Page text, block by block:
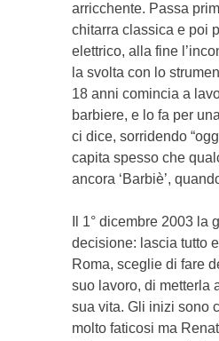
arricchente. Passa
chitarra classica e poi
elettrico, alla fine
la svolta con lo
18 an­ni comincia a
barbiere, e lo fa per
ci dice, sorridendo
capita spesso che
ancora ‘Barbiè’,
Il 1° dicembre 2003 la
decisione: lascia tutto
Ro­ma, sceglie di fare
suo la­voro, di metterla
sua vita. Gli inizi ­so­no
molto faticosi ma